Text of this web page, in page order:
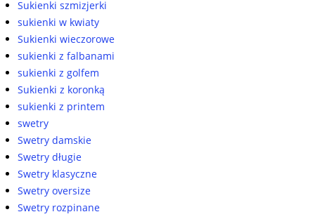
Sukienki szmizjerki
sukienki w kwiaty
Sukienki wieczorowe
sukienki z falbanami
sukienki z golfem
Sukienki z koronką
sukienki z printem
swetry
Swetry damskie
Swetry długie
Swetry klasyczne
Swetry oversize
Swetry rozpinane